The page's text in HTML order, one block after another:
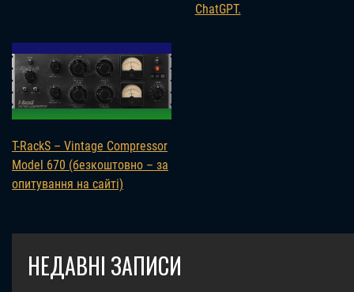
ChatGPT.
T-RackS – Vintage Compressor
Model 670 (безкоштовно – за
опитування на сайті)
НЕДАВНІ ЗАПИСИ